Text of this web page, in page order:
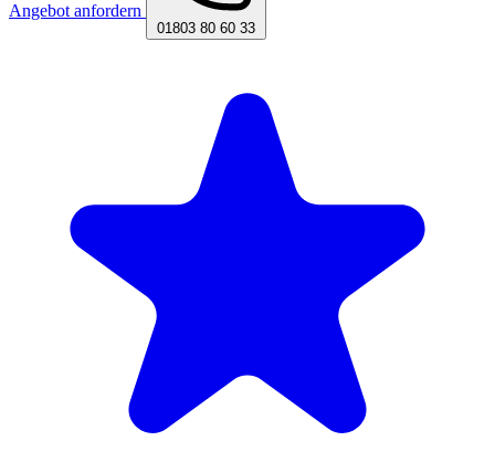
Angebot anfordern
01803 80 60 33